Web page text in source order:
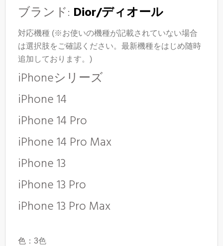
ブランド: Dior/ディオール
対応機種 (※お使いの機種が記載されていない場合
は選択肢をご確認ください。最新機種をはじめ随時
追加しております。)
iPhoneシリーズ
iPhone 14
iPhone 14 Pro
iPhone 14 Pro Max
iPhone 13
iPhone 13 Pro
iPhone 13 Pro Max
色：3色